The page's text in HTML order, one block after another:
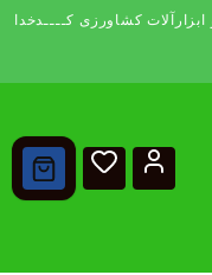
کشاورزی کــــدخدا